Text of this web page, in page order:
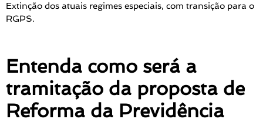
Extinção dos atuais regimes especiais, com transição para o
RGPS.
Entenda como será a
tramitação da proposta de
Reforma da Previdência